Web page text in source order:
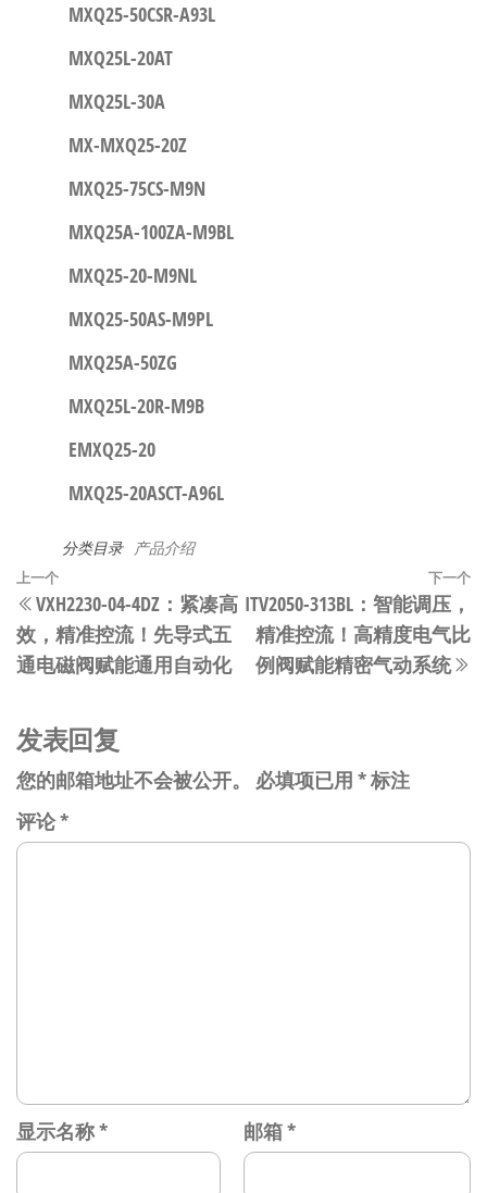
MXQ25-50CSR-A93L
MXQ25L-20AT
MXQ25L-30A
MX-MXQ25-20Z
MXQ25-75CS-M9N
MXQ25A-100ZA-M9BL
MXQ25-20-M9NL
MXQ25-50AS-M9PL
MXQ25A-50ZG
MXQ25L-20R-M9B
EMXQ25-20
MXQ25-20ASCT-A96L
分类目录 产品介绍
文
章
导
上
一
篇
文
上一个
VXH2230-04-4DZ：紧凑高
效，精准控流！先导式五
通电磁阀赋能通用自动化
下一个
ITV2050-313BL：智能调压，
精准控流！高精度电气比
例阀赋能精密气动系统
发表回复
您的邮箱地址不会被公开。 必填项已用 *标注
评论*
显示名称* 邮箱*